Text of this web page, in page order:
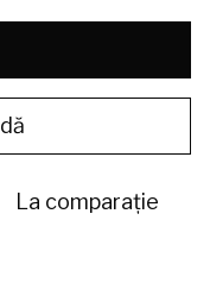
La comparație